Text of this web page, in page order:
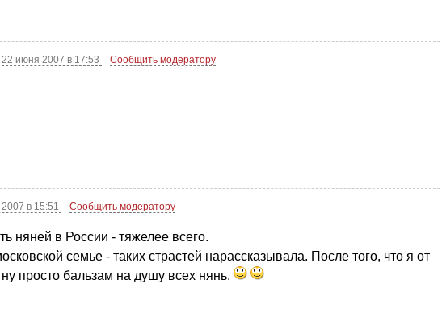
22 июня 2007 в 17:53 Сообщить модератору
в 15:51 Сообщить модератору
няней в России - тяжелее всего.
семье - таких страстей нарассказывала. После того, что я от
просто бальзам на душу всех нянь.